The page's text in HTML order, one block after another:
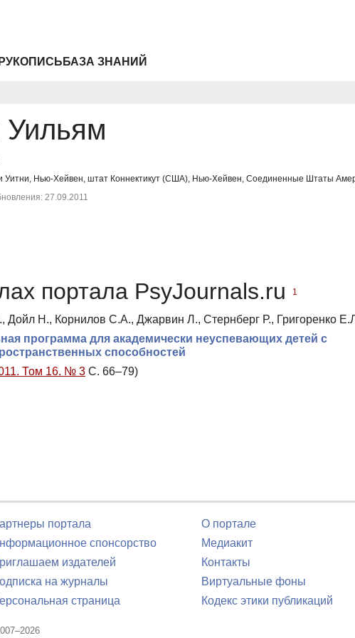
БАЗА ЗНАНИЙ
Уильям
Уитни, Нью-Хейвен, штат Коннектикут (США), Нью-Хейвен, Соединенные Штаты
27.09.2011
портала PsyJournals.ru 1
Н., Корнилов С.А., Джарвин Л., Стернберг Р., Григоренко
программа для академически неуспевающих детей с
способностей
Том 16. № 3 С. 66–79)
портала
спонсорство
издателей
на журналы
страница
О портале
Медиакит
Контакты
Виртуальные фоны
Кодекс этики публикаций